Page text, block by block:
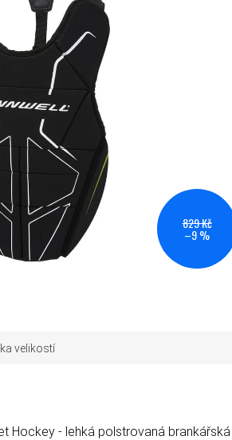
829 Kč
–9 %
velikostí
Hockey - lehká polstrovaná